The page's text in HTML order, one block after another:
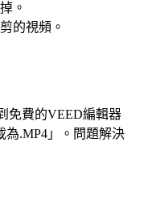
。
的視頻。
免費的VEED編輯器
為.MP4」。問題解決